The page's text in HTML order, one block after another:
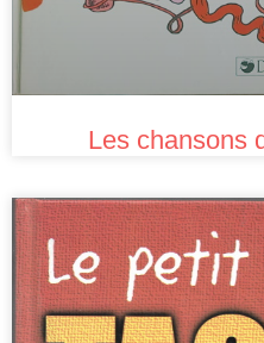
Les chansons